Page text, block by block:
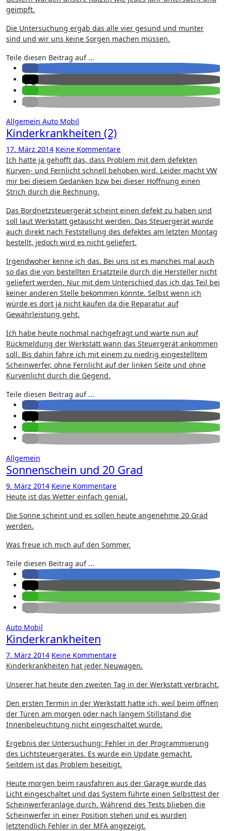
geimpft.
Die Untersuchung ergab das alle vier gesund und munter
sind und wir uns keine Sorgen machen müssen.
Teile diesen Beitrag auf ...
Allgemein Auto Mobil
Kinderkrankheiten (2)
17. März 2014 Keine Kommentare
Ich hatte ja gehofft das, dass Problem mit dem defekten
Kurven- und Fernlicht schnell behoben wird. Leider macht VW
mir bei diesem Gedanken bzw bei dieser Hoffnung einen
Strich durch die Rechnung.
Das Bordnetzsteuergerät scheint einen defekt zu haben und
soll laut Werkstatt getauscht werden. Das Steuergerät wurde
auch direkt nach Feststellung des defektes am letzten Montag
bestellt, jedoch wird es nicht geliefert.
Irgendwoher kenne ich das. Bei uns ist es manches mal auch
so das die von bestellten Ersatzteile durch die Hersteller nicht
geliefert werden. Nur mit dem Unterschied das ich das Teil bei
keiner anderen Stelle bekommen könnte. Selbst wenn ich
würde es dort ja nicht kaufen da die Reparatur auf
Gewährleistung geht.
Ich habe heute nochmal nachgefragt und warte nun auf
Rückmeldung der Werkstatt wann das Steuergerät ankommen
soll. Bis dahin fahre ich mit einem zu niedrig eingestelltem
Scheinwerfer, ohne Fernlicht auf der linken Seite und ohne
Kurvenlicht durch die Gegend.
Teile diesen Beitrag auf ...
Allgemein
Sonnenschein und 20 Grad
9. März 2014 Keine Kommentare
Heute ist das Wetter einfach genial.
Die Sonne scheint und es sollen heute angenehme 20 Grad
werden.
Was freue ich mich auf den Sommer.
Teile diesen Beitrag auf ...
Auto Mobil
Kinderkrankheiten
7. März 2014 Keine Kommentare
Kinderkrankheiten hat jeder Neuwagen.
Unserer hat heute den zweiten Tag in der Werkstatt verbracht.
Den ersten Termin in der Werkstatt hatte ich, weil beim öffnen
der Türen am morgen oder nach langem Stillstand die
Innenbeleuchtung nicht eingeschaltet wurde.
Ergebnis der Untersuchung: Fehler in der Programmierung
des Lichtsteuergerätes. Es wurde ein Update gemacht.
Seitdem ist das Problem beseitigt.
Heute morgen beim rausfahren aus der Garage wurde das
Licht eingeschaltet und das System führte einen Selbsttest der
Scheinwerferanlage durch. Während des Tests blieben die
Scheinwerfer in einer Position stehen und es wurden
letztendlich Fehler in der MFA angezeigt.